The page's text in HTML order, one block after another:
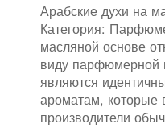
Арабские духи на
Категория:
масляной основе
виду парфюмерной
являются
ароматам, которые
производители